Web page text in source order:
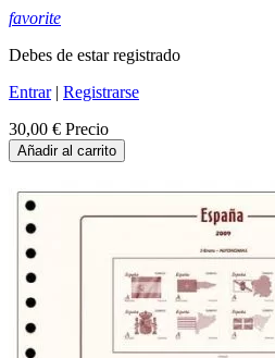
favorite
Debes de estar registrado
Entrar| Registrarse
30,00 € Precio
Añadir al carrito